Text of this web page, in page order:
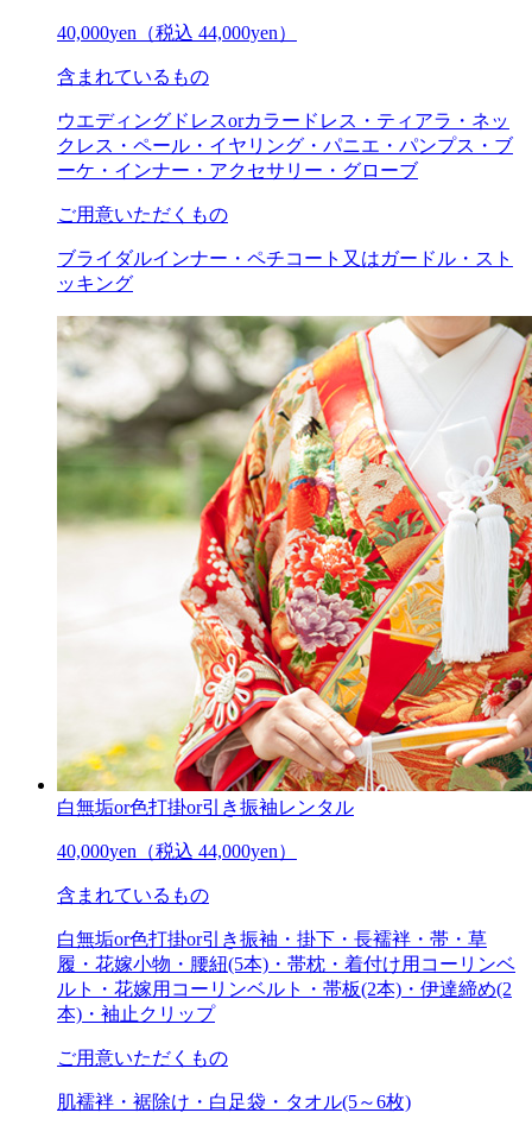
40,000yen （税込 44,000yen）
含まれているもの
ウエディングドレスorカラードレス・ティアラ・ネッ
クレス・ペール・イヤリング・パニエ・パンプス・ブ
ーケ・インナー・アクセサリー・グローブ
ご用意いただくもの
ブライダルインナー・ペチコート又はガードル・スト
ッキング
白無垢or色打掛or引き振袖レンタル
40,000yen （税込 44,000yen）
含まれているもの
白無垢or色打掛or引き振袖・掛下・長襦袢・帯・草
履・花嫁小物・腰紐(5本)・帯枕・着付け用コーリンベ
ルト・花嫁用コーリンベルト・帯板(2本)・伊達締め(2
本)・袖止クリップ
ご用意いただくもの
肌襦袢・裾除け・白足袋・タオル(5～6枚)